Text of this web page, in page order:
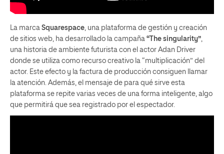
La marca Squarespace , una plataforma de gestión y creación
de sitios web, ha desarrollado la campaña “The singularity”
una historia de ambiente futurista con el actor Adan Driver
donde se utiliza como recurso creativo la “multiplicación” del
actor. Este efecto y la factura de producción consiguen llamar
la atención. Además, el mensaje de para qué sirve esta
plataforma se repite varias veces de una forma inteligente, algo
que permitirá que sea registrado por el espectador.